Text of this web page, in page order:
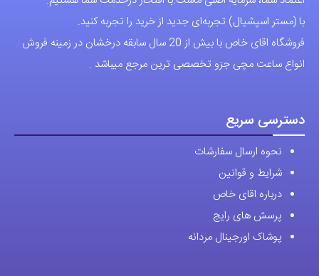
ها
است
انتخاب
با (مستر اسپشیال) تجربه‌ای جدید از خرید را تجربه کنید.
فروشگاه اقای خاص با بیش از 20 سال سابقه درخشان در زمینه فروش
انواع ساعت مچی جزو تخصصی ترین مرجع میباشد .
دسترسی سریع
نحوه ارسال سفارشات
شرایط و قوانین
درباره اقای خاص
پرسش های رایج
پوشاک اورجینال مردانه